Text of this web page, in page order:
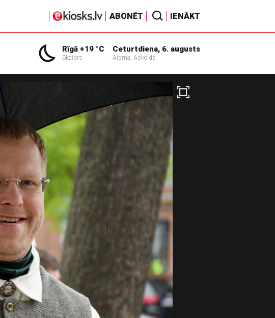
ABONĒT IENĀKT
Rīgā +19 °C
Skaidrs
Ceturtdiena, 6. augusts
Aisma, Askolds